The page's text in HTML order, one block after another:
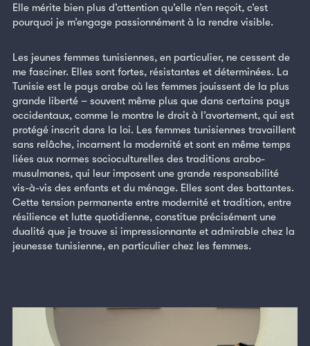
Elle mérite bien plus d’attention qu’elle n’en reçoit, c’est
pourquoi je m’engage passionnément à la rendre visible.
Les jeunes femmes tunisiennes, en particulier, ne cessent de
me fasciner. Elles sont fortes, résistantes et déterminées. La
Tunisie est le pays arabe où les femmes jouissent de la plus
grande liberté – souvent même plus que dans certains pays
occidentaux, comme le montre le droit à l’avortement, qui est
protégé inscrit dans la loi. Les femmes tunisiennes travaillent
sans relâche, incarnent la modernité et sont en même temps
liées aux normes socioculturelles des traditions arabo-
musulmanes, qui leur imposent une grande responsabilité
vis-à-vis des enfants et du ménage. Elles sont des battantes.
Cette tension permanente entre modernité et tradition, entre
résilience et lutte quotidienne, constitue précisément une
dualité que je trouve si impressionnante et admirable chez la
jeunesse tunisienne, en particulier chez les femmes.